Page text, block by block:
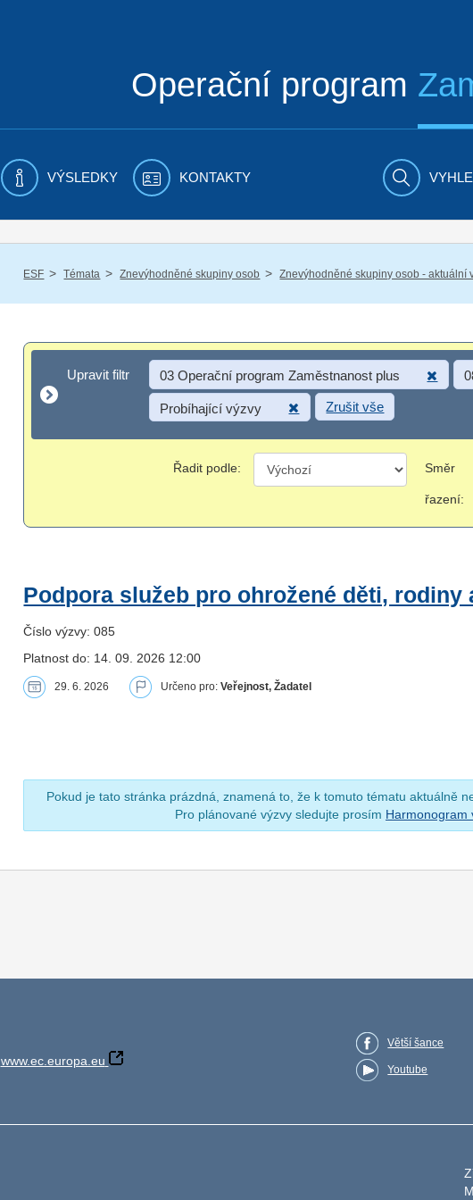
Operační program
VÝSLEDKY KONTAKTY
ESF / Témata / Znevýhodněné skupiny osob / Znevýhodněné skupiny osob - aktuální
Upravit filtr
Upravit filtr 03 Operační program Zaměstnanost plus
Probíhající výzvy Zrušit vše
Řadit podle: Směr
řazení:
Podpora služeb pro ohrožené děti, rodiny
Číslo výzvy: 085
Platnost do: 14. 09. 2026 12:00
29. 6. 2026 Určeno pro:Veřejnost, Žadatel
Pokud je tato stránka prázdná, znamená to, že k tomuto tématu aktuálně
Pro plánované výzvy sledujte prosím Harmonogram
www.ec.europa.eu
Větší šance
Youtube